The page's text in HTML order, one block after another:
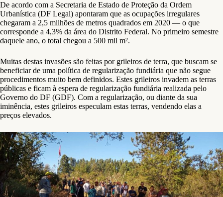
De acordo com a Secretaria de Estado de Proteção da Ordem
Urbanística (DF Legal) apontaram que as ocupações irregulares
chegaram a 2,5 milhões de metros quadrados em 2020 — o que
corresponde a 4,3% da área do Distrito Federal. No primeiro semestre
daquele ano, o total chegou a 500 mil m².
Muitas destas invasões são feitas por grileiros de terra, que buscam se
beneficiar de uma política de regularização fundiária que não segue
procedimentos muito bem definidos. Estes grileiros invadem as terras
públicas e ficam à espera de regularização fundiária realizada pelo
Governo do DF (GDF). Com a regularização, ou diante da sua
iminência, estes grileiros especulam estas terras, vendendo elas a
preços elevados.